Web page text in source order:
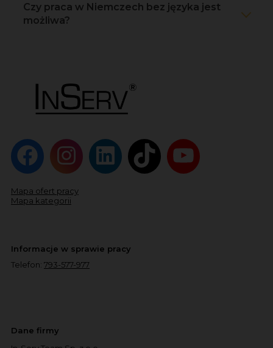
Czy praca w Niemczech bez języka jest
możliwa?
Mapa ofert pracy
Mapa kategorii
Informacje w sprawie pracy
Telefon: 793-577-977
Dane firmy